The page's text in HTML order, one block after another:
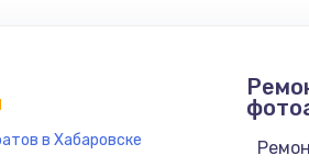
в Хабаровске